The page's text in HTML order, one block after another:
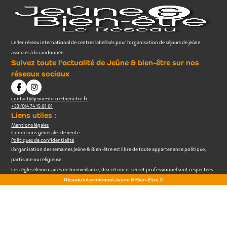
Le 1er réseau international de centres labellisés pour l’organisation de séjours de jeûne
associés à la randonnée
Suivez toute l'actualité de Jeûne & bien-être sur nos
réseaux sociaux
contact@jeune-detox-bienetre.fr
+33 (0)4 74 15 01 01
Liens utiles :
Mentions légales
Conditions générales de vente
Politiques de confidentialité
L’organisation des semaines Jeûne & Bien-être est libre de toute appartenance politique,
partisane ou religieuse.
Les règles élémentaires de bienveillance, discrétion et secret professionnel sont respectées.
Réseau International Jeune & Bien-Être ©